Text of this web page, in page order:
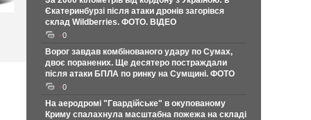
Єкатеринбурзі після атаки дронів загорівся
склад Wildberries. ФОТО. ВІДЕО
0
Ворог завдав комбінованого удару по Сумах,
двоє поранених. Ще десятеро постраждали
після атаки БПЛА по ринку на Сумщині. ФОТО
0
На аеродромі "Гвардійське" в окупованому
Криму спалахнула масштабна пожежа на складі